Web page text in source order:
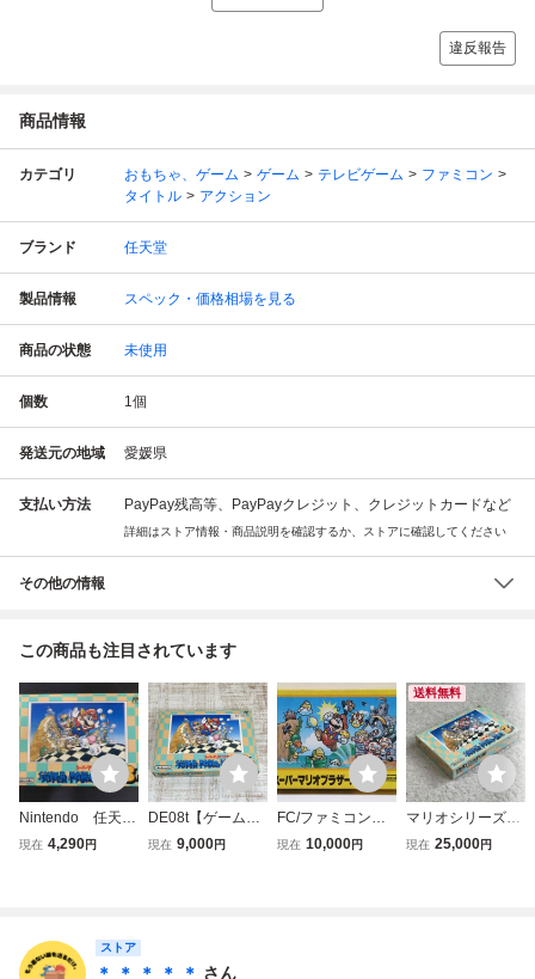
違反報告
商品情報
カテゴリ おもちゃ、ゲーム ゲーム テレビゲーム
ファミコン
タイトル
アクション
ブランド 任天堂
製品情報 スペック・価格相場を見る
商品の状態 未使用
個数 1個
発送元の地域 愛媛県
支払い方法 PayPay残高等、PayPayクレジット、クレジットカードなど
詳細はストア情報・商品説明を確認するか、ストアに確認してください
その他の情報
この商品も注目されています
Nintendo 任天
堂 ファミリーコ
付き②
現在 4,290円
DE08t【ゲーム】
FC ファミコン ス
現在 9,000円
FC/ファミコンソ
フト/美品/スーパ
現在 10,000円
送料無料
マリオシリーズの
最高峰! 新品未使
現在 25,000円
ストア
＊ ＊ ＊ ＊ ＊ さん